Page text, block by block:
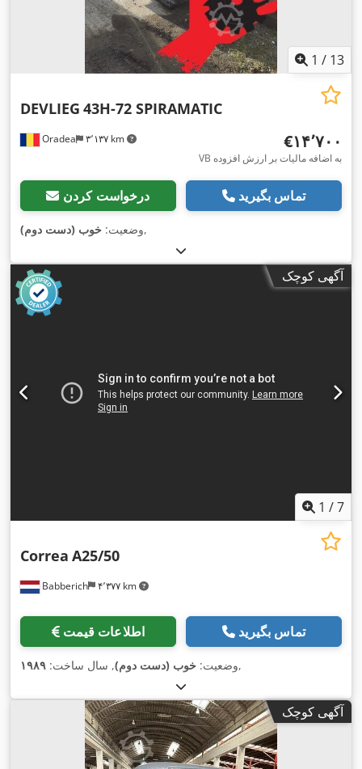
1 / 13
Oradea ۳٬۱۳۷ km
DEVLIEG 43H-72 SPIRAMATIC
‎€۱۴٬۷۰۰
VB به اضافه مالیات بر ارزش افزوده
درخواست کردن تماس بگیرید
وضعیت: خوب (دست دوم) ,
آگهی کوچک
1 /7
Babberich ۴٬۳۷۷ km
Correa A25/50
اطلاعات قیمت تماس بگیرید
وضعیت: خوب (دست دوم), سال ساخت: ۱۹۸۹ ,
آگهی کوچک